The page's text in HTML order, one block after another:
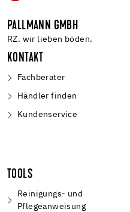
PALLMANN GMBH
RZ. wir lieben böden.
KONTAKT
Fachberater
Händler finden
Kundenservice
TOOLS
Reinigungs- und
Pflegeanweisung